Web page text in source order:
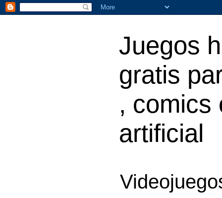
Juegos
gratis
, comics
artificial